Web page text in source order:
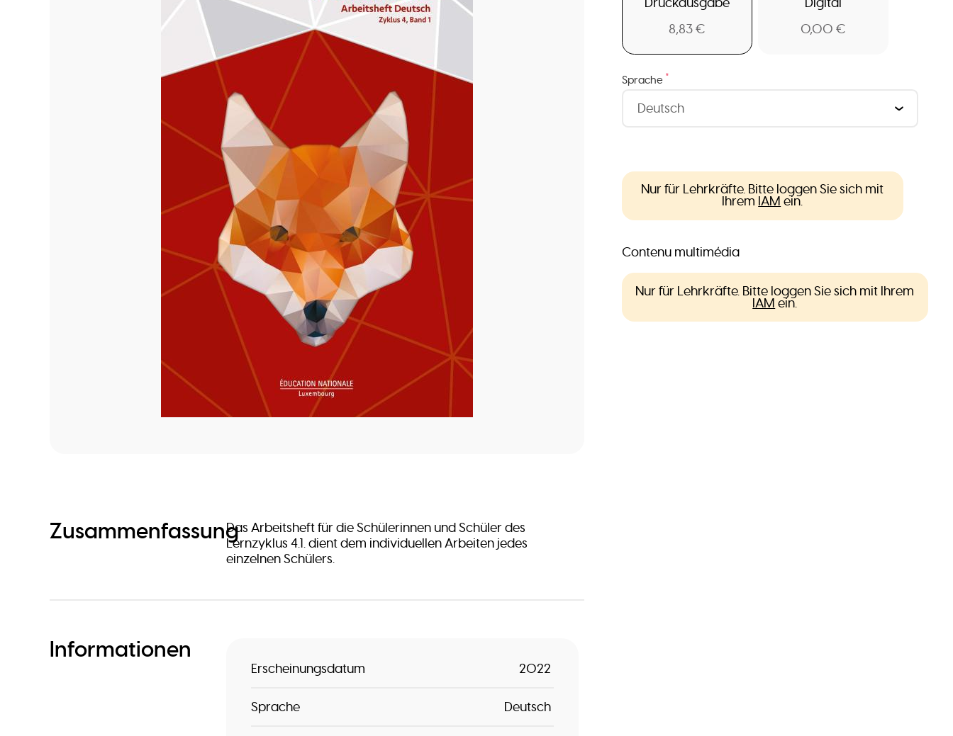
ZusammenfassungDas Arbeitsheft für die Schülerinnen und Schüler des
Lernzyklus 4.1. dient dem individuellen Arbeiten jedes
einzelnen Schülers.
Informationen
Erscheinungsdatum 2022
Sprache Deutsch
8,83 €
0,00 €
Sprache *
Nur für Lehrkräfte. Bitte loggen Sie sich mit
Ihrem IAM ein.
Contenu multimédia
Nur für Lehrkräfte. Bitte loggen Sie sich mit Ihrem
IAM ein.